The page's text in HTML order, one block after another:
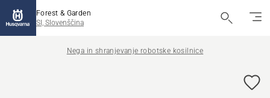
Forest & Garden
SI, Slovenščina
Nega in shranjevanje robotske kosilnice